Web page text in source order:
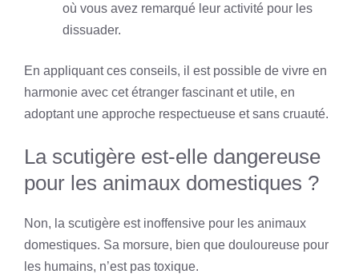
où vous avez remarqué leur activité pour les
dissuader.
En appliquant ces conseils, il est possible de vivre en
harmonie avec cet étranger fascinant et utile, en
adoptant une approche respectueuse et sans cruauté.
La scutigère est-elle dangereuse
pour les animaux domestiques ?
Non, la scutigère est inoffensive pour les animaux
domestiques. Sa morsure, bien que douloureuse pour
les humains, n’est pas toxique.